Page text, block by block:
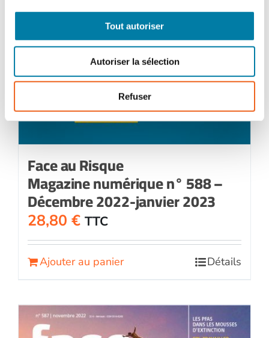
Tout autoriser
Autoriser la sélection
Refuser
Face au Risque
Magazine numérique n° 588 –
Décembre 2022-janvier 2023
28,80 € TTC
Ajouter au panier Détails